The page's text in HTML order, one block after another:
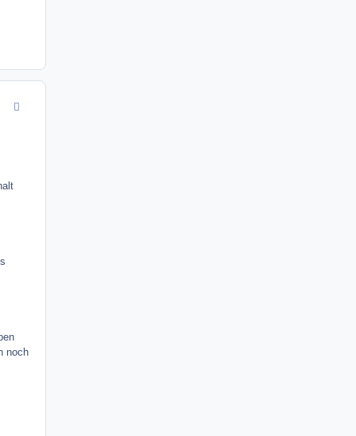
comment_9749
noch